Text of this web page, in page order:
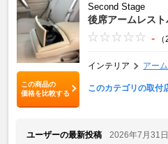
この商品の
価格を比較する
Second Stage
後席アームレス
-
インテリア アー
このカテゴリの取付
ユーザーの最新投稿
2026年7月31日